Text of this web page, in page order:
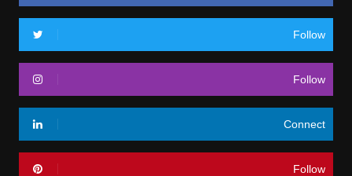
Follow
Follow
Connect
Follow